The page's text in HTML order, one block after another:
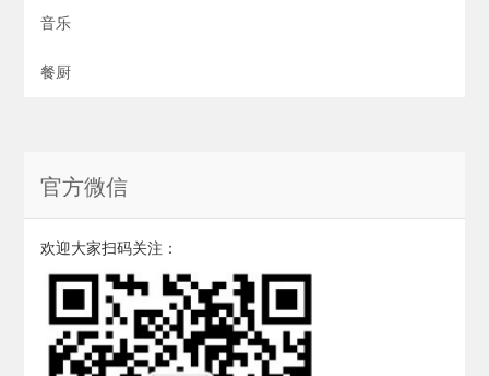
音乐
餐厨
官方微信
欢迎大家扫码关注：